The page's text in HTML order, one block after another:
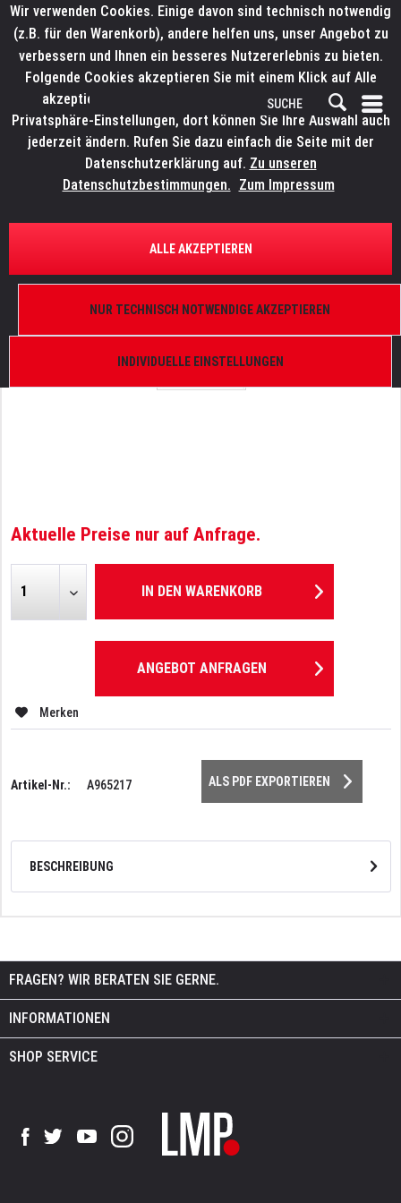
ÜBERSICHT ERSATZTEILE
E-Work LW 461/476
Aktuelle Preise nur auf Anfrage.
IN DEN WARENKORB
ANGEBOT ANFRAGEN
Merken
Artikel-Nr.: A965217 ALS PDF EXPORTIEREN
BESCHREIBUNG
FRAGEN? WIR BERATEN SIE GERNE.
INFORMATIONEN
SHOP SERVICE
Wir verwenden Cookies. Einige davon sind technisch notwendig
(z.B. für den Warenkorb), andere helfen uns, unser Angebot zu
verbessern und Ihnen ein besseres Nutzererlebnis zu bieten.
Folgende Cookies akzeptieren Sie mit einem Klick auf Alle
akzeptieren. Weitere Informationen finden Sie in den
Privatsphäre-Einstellungen, dort können Sie Ihre Auswahl auch
jederzeit ändern. Rufen Sie dazu einfach die Seite mit der
Datenschutzerklärung auf. Zu unseren
Datenschutzbestimmungen. Zum Impressum
INDIVIDUELLE EINSTELLUNGEN
NUR TECHNISCH NOTWENDIGE AKZEPTIEREN
ALLE AKZEPTIEREN